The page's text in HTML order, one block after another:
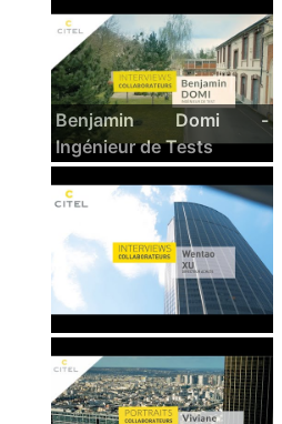
Benjamin Domi -
Ingénieur de Tests